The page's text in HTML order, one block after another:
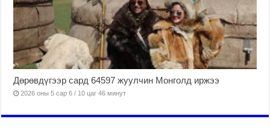
Дөрөвдүгээр сард 64597 жуулчин Монголд иржээ
2026 оны 5 сар 6 / 10 цаг 46 минут